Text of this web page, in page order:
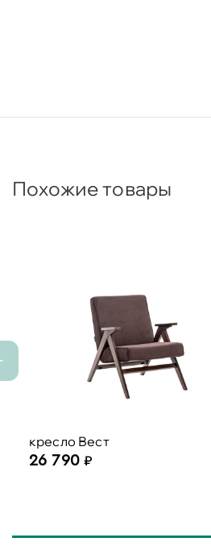
Похожие товары
кресло Вест
26 790